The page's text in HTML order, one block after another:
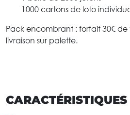
1000 cartons de loto
Pack encombrant : forfait 30€ de
livraison sur palette.
CARACTÉRISTIQUES